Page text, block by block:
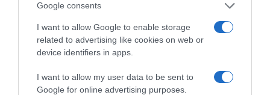
Google consents
I want to allow Google to enable storage
related to advertising like cookies on web or
device identifiers in apps.
I want to allow my user data to be sent to
Google for online advertising purposes.